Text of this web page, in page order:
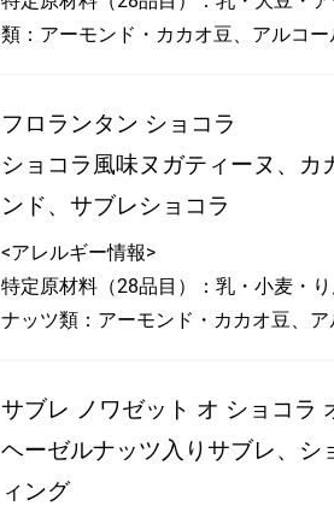
類：アーモンド・カカオ豆、アルコ
フロランタン ショコラ
ショコラ風味ヌガティーヌ、カ
ンド、サブレショコラ
<アレルギー情報>
特定原材料（28品目）：乳・小麦・
ナッツ類：アーモンド・カカオ豆、
サブレ ノワゼット オ ショコラ
ヘーゼルナッツ入りサブレ、シ
ィング